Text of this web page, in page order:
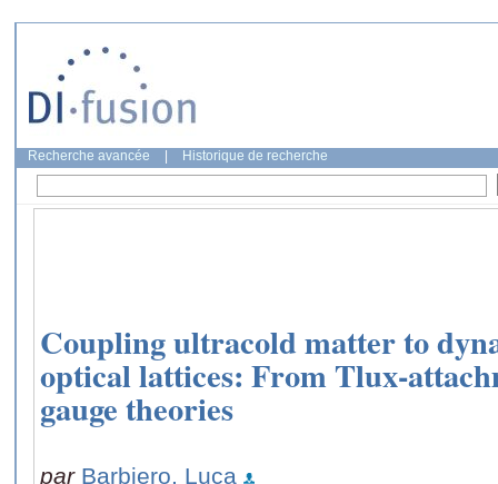
Recherche avancée Historique de recherche
Coupling ultracold matter to
optical lattices: From Tlux-
gauge theories
par Barbiero, Luca